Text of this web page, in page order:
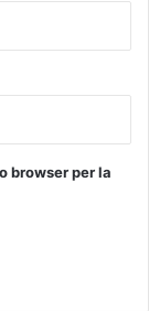
browser per la